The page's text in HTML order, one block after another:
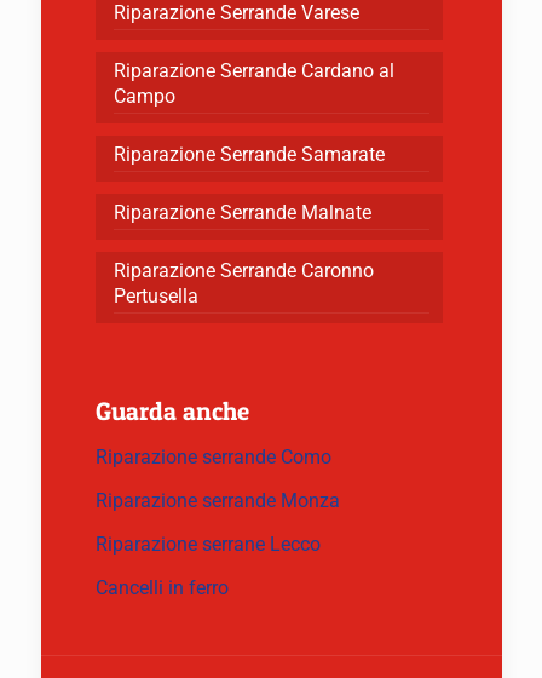
Riparazione Serrande Varese
Riparazione Serrande Cardano al
Campo
Riparazione Serrande Samarate
Riparazione Serrande Malnate
Riparazione Serrande Caronno
Pertusella
Guarda anche
Riparazione serrande Como
Riparazione serrande Monza
Riparazione serrane Lecco
Cancelli in ferro